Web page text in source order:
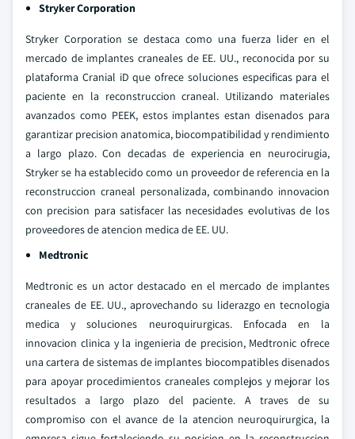
Stryker Corporation
Stryker Corporation se destaca como una fuerza lider en el
mercado de implantes craneales de EE. UU., reconocida por su
plataforma Cranial iD que ofrece soluciones especificas para el
paciente en la reconstruccion craneal. Utilizando materiales
avanzados como PEEK, estos implantes estan disenados para
garantizar precision anatomica, biocompatibilidad y rendimiento
a largo plazo. Con decadas de experiencia en neurocirugia,
Stryker se ha establecido como un proveedor de referencia en la
reconstruccion craneal personalizada, combinando innovacion
con precision para satisfacer las necesidades evolutivas de los
proveedores de atencion medica de EE. UU.
Medtronic
Medtronic es un actor destacado en el mercado de implantes
craneales de EE. UU., aprovechando su liderazgo en tecnologia
medica y soluciones neuroquirurgicas. Enfocada en la
innovacion clinica y la ingenieria de precision, Medtronic ofrece
una cartera de sistemas de implantes biocompatibles disenados
para apoyar procedimientos craneales complejos y mejorar los
resultados a largo plazo del paciente. A traves de su
compromiso con el avance de la atencion neuroquirurgica, la